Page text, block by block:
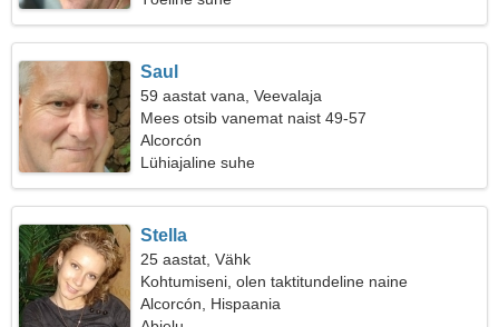
Saul
59 aastat vana, Veevalaja
Mees otsib vanemat naist 49-57
Alcorcón
Lühiajaline suhe
Stella
25 aastat, Vähk
Kohtumiseni, olen taktitundeline naine
Alcorcón, Hispaania